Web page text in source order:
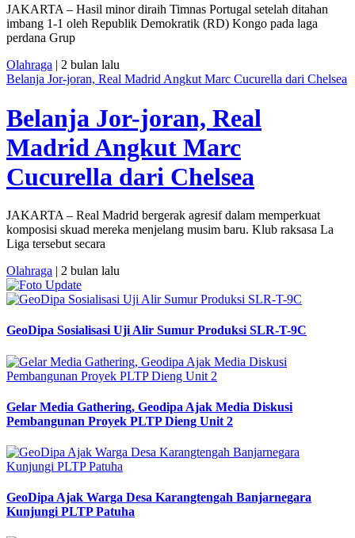
JAKARTA – Hasil minor diraih Timnas Portugal setelah ditahan
imbang 1-1 oleh Republik Demokratik (RD) Kongo pada laga
perdana Grup
Olahraga | 2 bulan lalu
Belanja Jor-joran, Real Madrid Angkut Marc Cucurella dari Chelsea
Belanja Jor-joran, Real
Madrid Angkut Marc
Cucurella dari Chelsea
JAKARTA – Real Madrid bergerak agresif dalam memperkuat
komposisi skuad mereka menjelang musim baru. Klub raksasa La
Liga tersebut secara
Olahraga | 2 bulan lalu
GeoDipa Sosialisasi Uji Alir Sumur Produksi SLR-T-9C
Gelar Media Gathering, Geodipa Ajak Media Diskusi
Pembangunan Proyek PLTP Dieng Unit 2
GeoDipa Ajak Warga Desa Karangtengah Banjarnegara
Kunjungi PLTP Patuha